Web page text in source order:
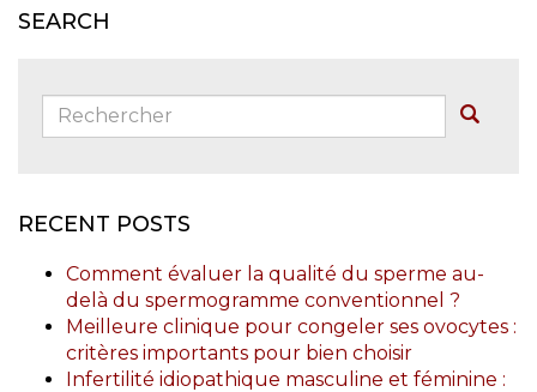
SEARCH
Rechercher:
RECENT POSTS
Comment évaluer la qualité du sperme au-
delà du spermogramme conventionnel ?
Meilleure clinique pour congeler ses ovocytes :
critères importants pour bien choisir
Infertilité idiopathique masculine et féminine :